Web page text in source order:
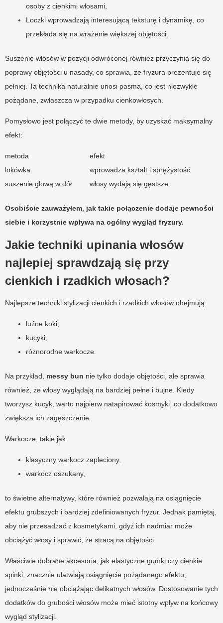
osoby z cienkimi włosami,
Loczki wprowadzają interesującą teksturę i dynamikę, co
przekłada się na wrażenie większej objętości.
Suszenie włosów w pozycji odwróconej również przyczynia się do
poprawy objętości u nasady, co sprawia, że fryzura prezentuje się
pełniej. Ta technika naturalnie unosi pasma, co jest niezwykle
pożądane, zwłaszcza w przypadku cienkowłosych.
Pomysłowo jest połączyć te dwie metody, by uzyskać maksymalny
efekt:
metoda
efekt
lokówka
wprowadza kształt i sprężystość
suszenie głową w dół
włosy wydają się gęstsze
Osobiście zauważyłem, jak takie połączenie dodaje pewności
siebie i korzystnie wpływa na ogólny wygląd fryzury.
Jakie techniki upinania włosów
najlepiej sprawdzają się przy
cienkich i rzadkich włosach?
Najlepsze techniki stylizacji cienkich i rzadkich włosów obejmują:
luźne koki,
kucyki,
różnorodne warkocze.
Na przykład, messy bun nie tylko dodaje objętości, ale sprawia
również, że włosy wyglądają na bardziej pełne i bujne. Kiedy
tworzysz kucyk, warto najpierw natapirować kosmyki, co dodatkowo
zwiększa ich zagęszczenie.
Warkocze, takie jak:
klasyczny warkocz zapleciony,
warkocz oszukany,
to świetne alternatywy, które również pozwalają na osiągnięcie
efektu grubszych i bardziej zdefiniowanych fryzur. Jednak pamiętaj,
aby nie przesadzać z kosmetykami, gdyż ich nadmiar może
obciążyć włosy i sprawić, że stracą na objętości.
Właściwie dobrane akcesoria, jak elastyczne gumki czy cienkie
spinki, znacznie ułatwiają osiągnięcie pożądanego efektu,
jednocześnie nie obciążając delikatnych włosów. Dostosowanie tych
dodatków do grubości włosów może mieć istotny wpływ na końcowy
wygląd stylizacji.